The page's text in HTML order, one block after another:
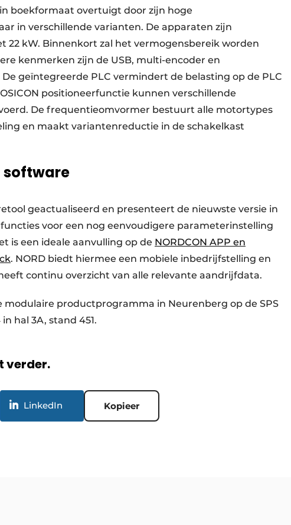
boekformaat overtuigt door zijn hoge
in verschillende varianten. De apparaten zijn
kW. Binnenkort zal het vermogensbereik worden
kenmerken zijn de USB, multi-encoder en
geïntegreerde PLC vermindert de belasting op de PLC
positioneerfunctie kunnen verschillende
De frequentieomvormer bestuurt alle motortypes
en maakt variantenreductie in de schakelkast
software
geactualiseerd en presenteert de nieuwste versie in
voor een nog eenvoudigere parameterinstelling
is een ideale aanvulling op de NORDCON APP en
. NORD biedt hiermee een mobiele inbedrijfstelling en
continu overzicht van alle relevante aandrijfdata.
productprogramma in Neurenberg op de SPS
hal 3A, stand 451.
verder.
LinkedIn Kopieer